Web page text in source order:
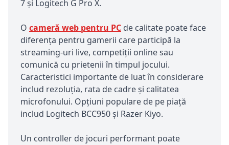
7 și Logitech G Pro X.
O cameră web pentru PC de calitate poate face
diferența pentru gamerii care participă la
streaming-uri live, competiții online sau
comunică cu prietenii în timpul jocului.
Caracteristici importante de luat în considerare
includ rezoluția, rata de cadre și calitatea
microfonului. Opțiuni populare de pe piață
includ Logitech BCC950 și Razer Kiyo.
Un controller de jocuri performant poate